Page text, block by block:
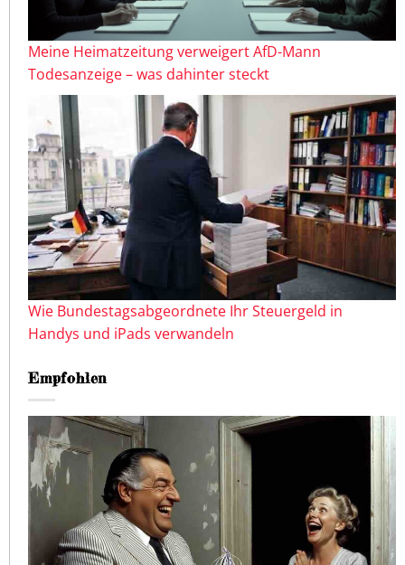
Meine Heimatzeitung verweigert AfD-Mann
Todesanzeige – was dahinter steckt
Wie Bundestagsabgeordnete Ihr Steuergeld in
Handys und iPads verwandeln
Empfohlen